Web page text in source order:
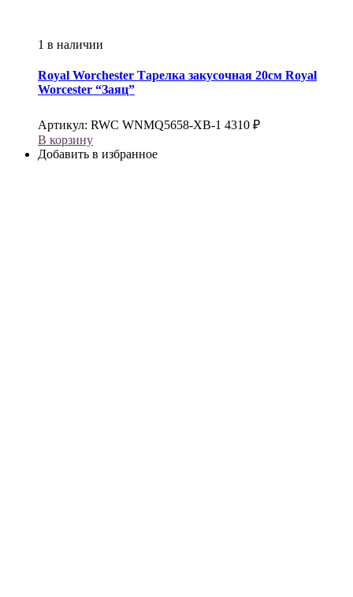
1 в наличии
Royal Worchester Тарелка закусочная 20см Royal
Worcester “Заяц”
Артикул: RWC WNMQ5658-XB-1 4310 ₽
В корзину
Добавить в избранное